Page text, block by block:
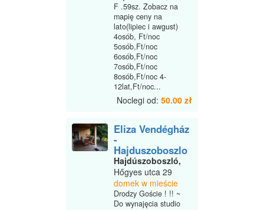
F .59sz. Zobacz na
mapię ceny na
lato(lipiec i awgust)
4osób, Ft/noc
5osób,Ft/noc
6osób,Ft/noc
7osób,Ft/noc
8osób,Ft/noc 4-
12lat,Ft/noc...
Noclegi od: 50.00 zł
Eliza Vendégház
-
Hajduszoboszlo
Hajdúszoboszló,
Hőgyes utca 29
domek w mieście
Drodzy Goście ! !! ~
Do wynajęcia studio